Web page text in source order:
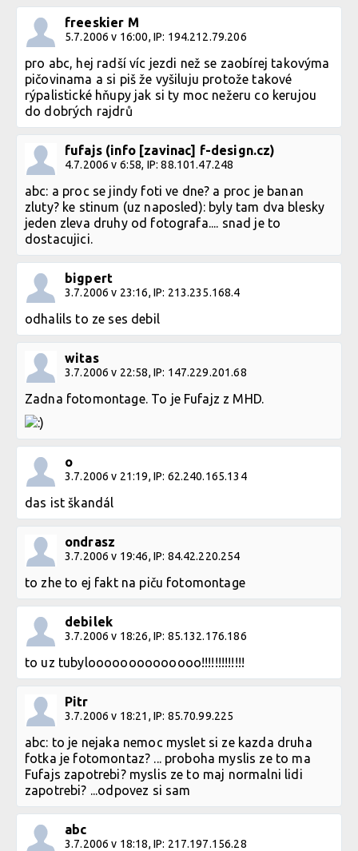
freeskier M
5.7.2006 v 16:00, IP: 194.212.79.206
pro abc, hej radší víc jezdi než se zaobírej takovýma
pičovinama a si piš že vyšiluju protože takové
rýpalistické hňupy jak si ty moc nežeru co kerujou
do dobrých rajdrů
fufajs (info [zavinac] f-design.cz)
4.7.2006 v 6:58, IP: 88.101.47.248
abc: a proc se jindy foti ve dne? a proc je banan
zluty? ke stinum (uz naposled): byly tam dva blesky
jeden zleva druhy od fotografa.... snad je to
dostacujici.
bigpert
3.7.2006 v 23:16, IP: 213.235.168.4
odhalils to ze ses debil
witas
3.7.2006 v 22:58, IP: 147.229.201.68
Zadna fotomontage. To je Fufajz z MHD.
o
3.7.2006 v 21:19, IP: 62.240.165.134
das ist škandál
ondrasz
3.7.2006 v 19:46, IP: 84.42.220.254
to zhe to ej fakt na piču fotomontage
debilek
3.7.2006 v 18:26, IP: 85.132.176.186
to uz tubyloooooooooooooo!!!!!!!!!!!!!
Pitr
3.7.2006 v 18:21, IP: 85.70.99.225
abc: to je nejaka nemoc myslet si ze kazda druha
fotka je fotomontaz? ... proboha myslis ze to ma
Fufajs zapotrebi? myslis ze to maj normalni lidi
zapotrebi? ...odpovez si sam
abc
3.7.2006 v 18:18, IP: 217.197.156.28